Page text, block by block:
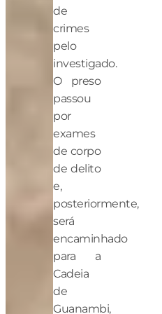
de
crimes
pelo
investigado.
O preso
passou
por
exames
de corpo
de delito
e,
posteriormente,
será
encaminhado
para a
Cadeia
de
Guanambi,